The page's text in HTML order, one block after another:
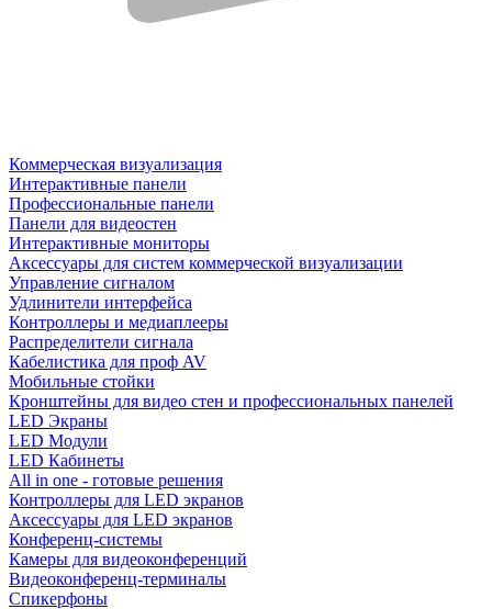
Коммерческая визуализация
Интерактивные панели
Профессиональные панели
Панели для видеостен
Интерактивные мониторы
Аксессуары для систем коммерческой визуализации
Управление сигналом
Удлинители интерфейса
Контроллеры и медиаплееры
Распределители сигнала
Кабелистика для проф AV
Мобильные стойки
Кронштейны для видео стен и профессиональных панелей
LED Экраны
LED Модули
LED Кабинеты
All in one - готовые решения
Контроллеры для LED экранов
Аксессуары для LED экранов
Конференц-системы
Камеры для видеоконференций
Видеоконференц-терминалы
Спикерфоны